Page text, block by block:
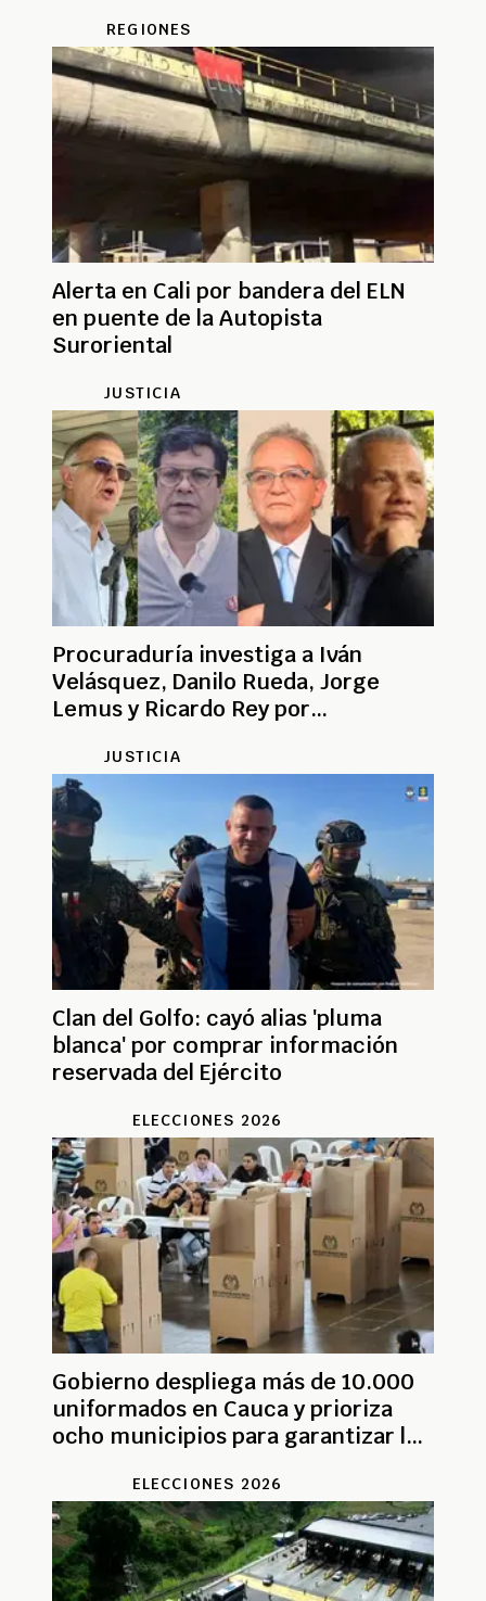
REGIONES
Alerta en Cali por bandera del ELN
en puente de la Autopista
Suroriental
JUSTICIA
Procuraduría investiga a Iván
Velásquez, Danilo Rueda, Jorge
Lemus y Ricardo Rey por
JUSTICIA
Clan del Golfo: cayó alias 'pluma
blanca' por comprar información
reservada del Ejército
ELECCIONES 2026
Gobierno despliega más de 10.000
uniformados en Cauca y prioriza
ocho municipios para garantizar las
ELECCIONES 2026